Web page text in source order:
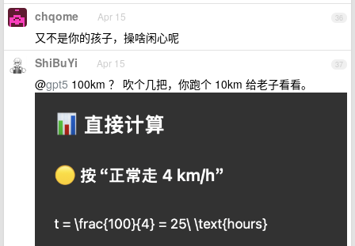
36
chqome Apr 15
又不是你的孩子，操啥闲心呢
37
ShiBuYi Apr 15
@gpt5 100km ？ 吹个几把，你跑个 10km 给老子看看。